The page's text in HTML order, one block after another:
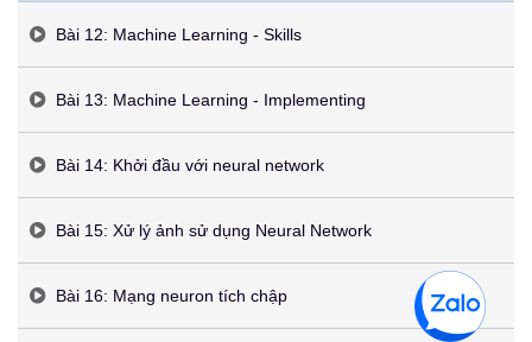
Bài 12: Machine Learning - Skills
Bài 13: Machine Learning - Implementing
Bài 14: Khởi đầu với neural network
Bài 15: Xử lý ảnh sử dụng Neural Network
Bài 16: Mạng neuron tích chập